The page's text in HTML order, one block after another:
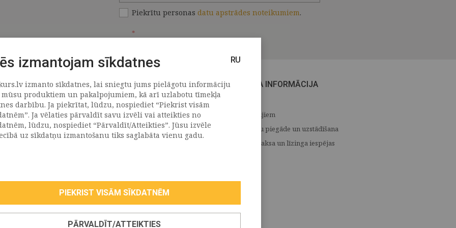
Piekrītu personas datu apstrādes noteikumiem.
*
PAR MUMS
Uzņēmums
Vēsture
Kontakti
CITA INFORMĀCIJA
Medijiem
Preču piegāde un uzstādīšana
Apmaksa un līzinga iespējas
izmantojam sīkdatnes RU
izmanto sīkdatnes, lai sniegtu jums pielāgotu informāciju
produktiem un pakalpojumiem, kā arī uzlabotu tīmekļa
darbību. Ja piekrītat, lūdzu, nospiediet “Piekrist visām
Ja vēlaties pārvaldīt savu izvēli vai atteikties no
lūdzu, nospiediet “Pārvaldīt/Atteikties”. Jūsu izvēle
uz sīkdatņu izmantošanu tiks saglabāta vienu gadu.
PIEKRIST VISĀM SĪKDATNĒM
PĀRVALDĪT/ATTEIKTIES